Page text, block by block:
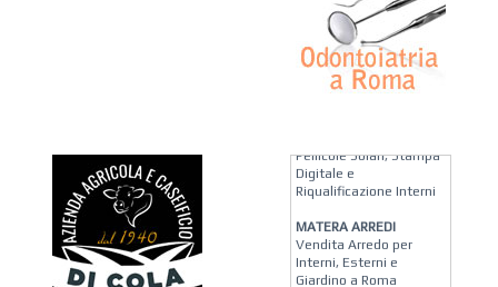
Pellicole Solari, Stampa
Digitale e
Riqualificazione Interni
MATERA ARREDI
Vendita Arredo per
Interni, Esterni e
Giardino a Roma